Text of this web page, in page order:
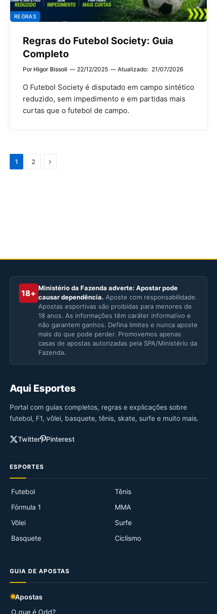
REGRAS
Regras do Futebol Society: Guia
Completo
Por Higor Bissoli 22/12/2025 Atualizado: 21/07/2026
O Futebol Society é disputado em campo sintético
reduzido, sem impedimento e em partidas mais
curtas que o futebol de campo.
1 2 Próximo
18+
Ministério da Fazenda adverte: Apostar pode
causar dependência. Aposte com responsabilidade.
Apostas esportivas são proibidas para menores de
18 anos. As informações têm caráter informativo e
não garantem ganhos. Defina limites e nunca aposte
mais do que pode perder. Promovemos apenas
casas de apostas autorizadas pela SPA/Ministério da
Fazenda.
Aqui Esportes
Portal com guias completos, regras e explicações sobre
futebol, F1, vôlei, basquete, tênis, skate, surfe e muito mais.
Twitter Pinterest
ESPORTES
Futebol
Fórmula 1
Vôlei
Basquete
Tênis
MMA
Surfe
Ciclismo
GUIA DE APOSTAS
Apostas
O que é Odd?